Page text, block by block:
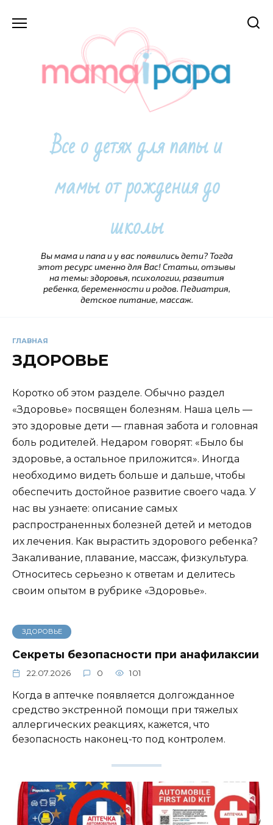
Все о детях для папы и
мамы от рождения до
школы
Вы мама и папа и у вас появились дети? Тогда
этот ресурс именно для Вас! Статьи, отзывы
на темы: здоровья, психологии, развития
ребенка, беременности и родов. Педиатрия,
детское питание, массаж.
ГЛАВНАЯ
ЗДОРОВЬЕ
Коротко об этом разделе. Обычно раздел
«Здоровье» посвящен болезням. Наша цель —
это здоровые дети — главная забота и головная
боль родителей. Недаром говорят: «Было бы
здоровье, а остальное приложится». Иногда
необходимо видеть больше и дальше, чтобы
обеспечить достойное развитие своего чада. У
нас вы узнаете: описание самых
распространенных болезней детей и методов
их лечения. Как вырастить здорового ребенка?
Закаливание, плавание, массаж, физкультура.
Относитесь серьезно к ответам и делитесь
своим опытом в рубрике «Здоровье».
ЗДОРОВЬЕ
Секреты безопасности при анафилаксии
22.07.2026 0 101
Когда в аптечке появляется долгожданное
средство экстренной помощи при тяжелых
аллергических реакциях, кажется, что
безопасность наконец-то под контролем.